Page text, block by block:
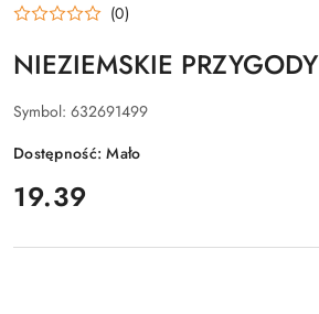
(0)
NIEZIEMSKIE PRZYGODY
Symbol: 632691499
Dostępność:Mało
cena:
19.39